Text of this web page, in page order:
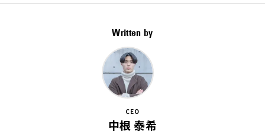
Written by
CEO
中根 泰希